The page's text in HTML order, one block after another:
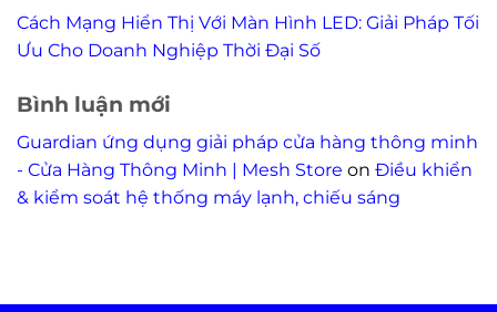
Cách Mạng Hiển Thị Với Màn Hình LED: Giải Pháp Tối
Ưu Cho Doanh Nghiệp Thời Đại Số
Bình luận mới
Guardian ứng dụng giải pháp cửa hàng thông minh
- Cửa Hàng Thông Minh | Mesh Store on Điều khiển
& kiểm soát hệ thống máy lạnh, chiếu sáng